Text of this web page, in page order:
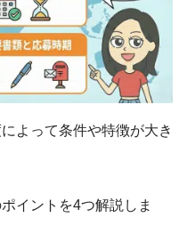
よって条件や特徴が大き
イントを4つ解説しま